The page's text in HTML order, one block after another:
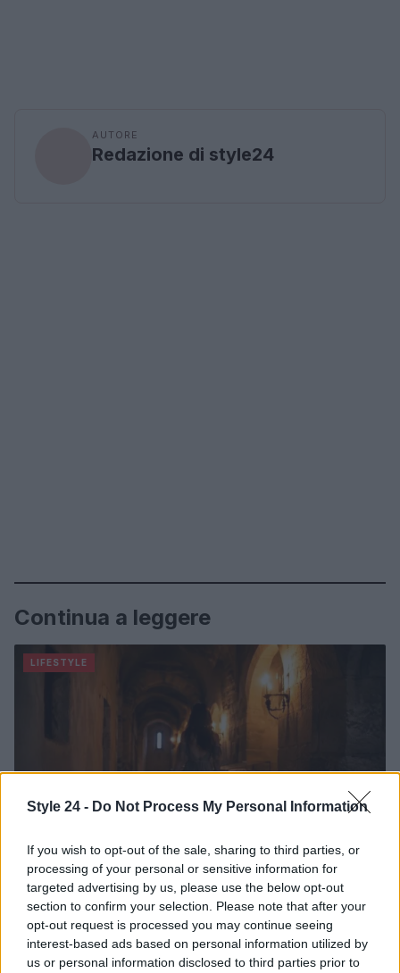
Style 24 - Do Not Process My Personal Information
If you wish to opt-out of the sale, sharing to third parties, or
processing of your personal or sensitive information for
targeted advertising by us, please use the below opt-out
section to confirm your selection. Please note that after your
opt-out request is processed you may continue seeing
interest-based ads based on personal information utilized by
us or personal information disclosed to third parties prior to
AUTORE
Redazione di style24
Continua a leggere
LIFESTYLE
Mostre di moda 2026: Franco Moschino a Forte di
Bard e gli eventi imperdibili in Italia
Cristian Castiglioni · 7 Ago 2026